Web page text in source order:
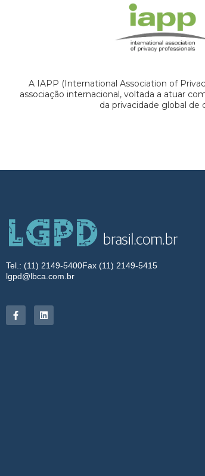
A IAPP (International Association of
associação internacional, voltada a atuar
da privacidade global de
Tel.: (11) 2149-5400Fax (11) 2149-5415
lgpd@lbca.com.br